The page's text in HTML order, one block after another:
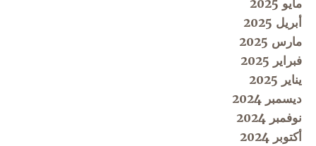
مايو 2025
أبريل 2025
مارس 2025
فبراير 2025
يناير 2025
ديسمبر 2024
نوفمبر 2024
أكتوبر 2024